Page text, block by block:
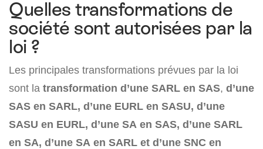
Quelles transformations de
société sont autorisées par la
loi ?
Les principales transformations prévues par la loi
sont la transformation d’une SARL en SAS, d’une
SAS en SARL, d’une EURL en SASU, d’une
SASU en EURL, d’une SA en SAS, d’une SARL
en SA, d’une SA en SARL et d’une SNC en